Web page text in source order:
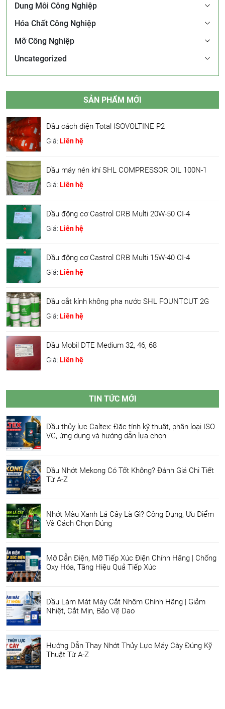
Dung Môi Công Nghiệp
Hóa Chất Công Nghiệp
Mỡ Công Nghiệp
Uncategorized
SẢN PHẨM MỚI
Dầu cách điện Total ISOVOLTINE P2
Giá: Liên hệ
Dầu máy nén khí SHL COMPRESSOR OIL 100N-1
Giá: Liên hệ
Dầu động cơ Castrol CRB Multi 20W-50 CI-4
Giá: Liên hệ
Dầu động cơ Castrol CRB Multi 15W-40 CI-4
Giá: Liên hệ
Dầu cắt kính không pha nước SHL FOUNTCUT 2G
Giá: Liên hệ
Dầu Mobil DTE Medium 32, 46, 68
Giá: Liên hệ
TIN TỨC MỚI
Dầu thủy lực Caltex: Đặc tính kỹ thuật, phân loại ISO
VG, ứng dụng và hướng dẫn lựa chọn
Dầu Nhớt Mekong Có Tốt Không? Đánh Giá Chi Tiết
Từ A-Z
Nhớt Màu Xanh Lá Cây Là Gì? Công Dụng, Ưu Điểm
Và Cách Chọn Đúng
Mỡ Dẫn Điện, Mỡ Tiếp Xúc Điện Chính Hãng | Chống
Oxy Hóa, Tăng Hiệu Quả Tiếp Xúc
Dầu Làm Mát Máy Cắt Nhôm Chính Hãng | Giảm
Nhiệt, Cắt Mịn, Bảo Vệ Dao
Hướng Dẫn Thay Nhớt Thủy Lực Máy Cày Đúng Kỹ
Thuật Từ A-Z